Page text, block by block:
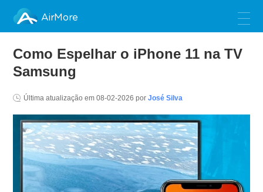
AirMore
Como Espelhar o iPhone 11 na TV
Samsung
Última atualização em08-02-2026 porJosé Silva